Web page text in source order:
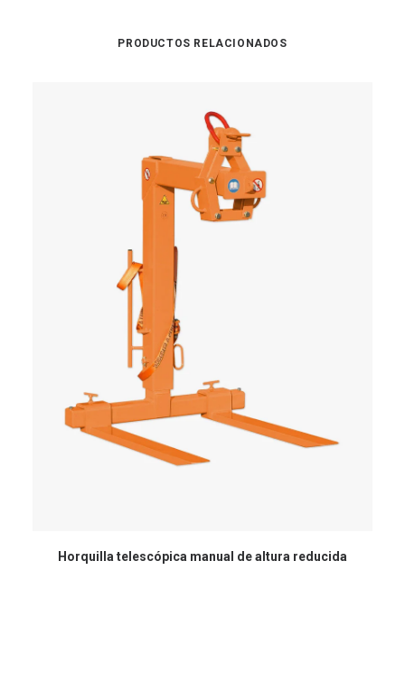
PRODUCTOS RELACIONADOS
Horquilla telescópica manual de altura reducida